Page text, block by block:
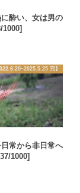
酔い、女は男の
1000]
完】
常から非日常へ
1000]